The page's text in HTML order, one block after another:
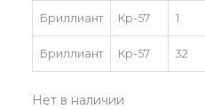
Бриллиант Кр-57 1
Бриллиант Кр-57 32
Нет в наличии